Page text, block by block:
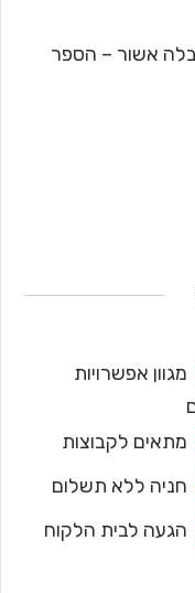
אשור – הספר
מגוון אפשרויות
מתאים לקבוצות
חניה ללא תשלום
הגעה לבית הלקוח